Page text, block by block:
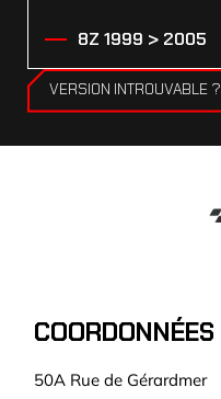
8Z 1999 > 2005
VERSION INTROUVABLE ?
COORDONNÉES
50A Rue de Gérardmer